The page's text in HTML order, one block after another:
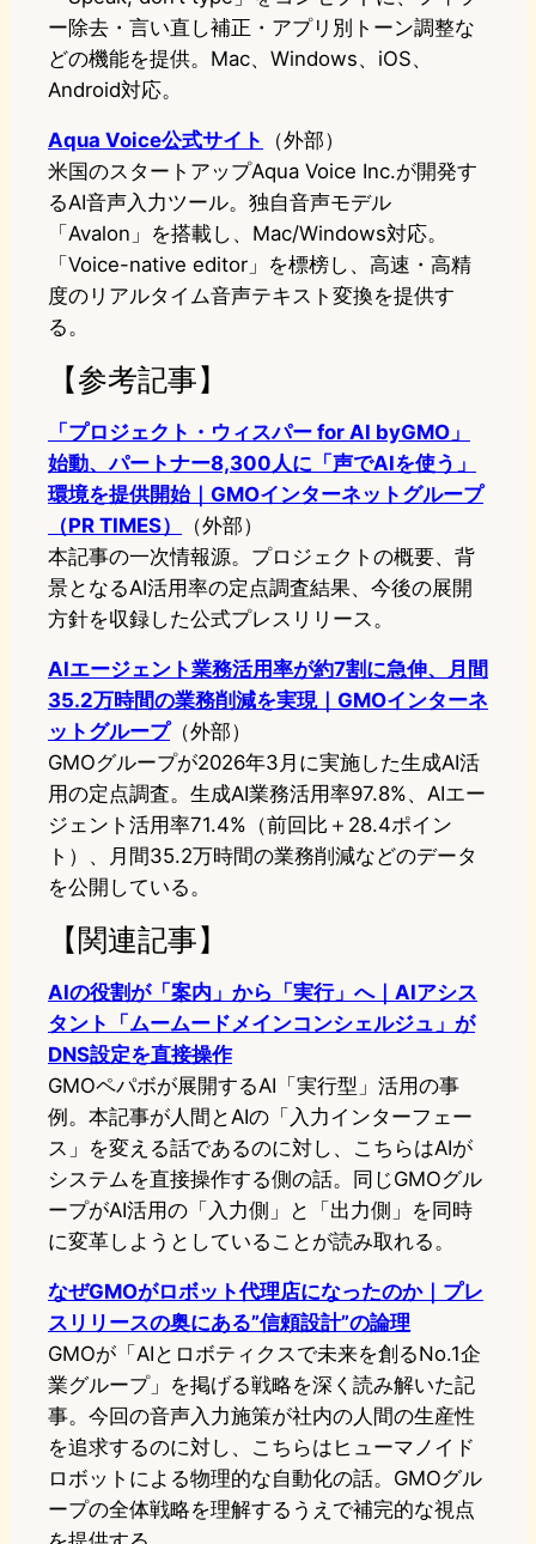
ー除去・言い直し補正・アプリ別トーン調整な
どの機能を提供。Mac、Windows、iOS、
Android対応。
Aqua Voice公式サイト
（外部）
米国のスタートアップAqua Voice Inc.が開発す
るAI音声入力ツール。独自音声モデル
「Avalon」を搭載し、Mac/Windows対応。
「Voice-native editor」を標榜し、高速・高精
度のリアルタイム音声テキスト変換を提供す
る。
【参考記事】
「プロジェクト・ウィスパー for AI byGMO」
始動、パートナー8,300人に「声でAIを使う」
環境を提供開始｜GMOインターネットグループ
（PR TIMES）
（外部）
本記事の一次情報源。プロジェクトの概要、背
景となるAI活用率の定点調査結果、今後の展開
方針を収録した公式プレスリリース。
AIエージェント業務活用率が約7割に急伸、月間
35.2万時間の業務削減を実現｜GMOインターネ
ットグループ（外部）
GMOグループが2026年3月に実施した生成AI活
用の定点調査。生成AI業務活用率97.8%、AIエー
ジェント活用率71.4%（前回比＋28.4ポイン
ト）、月間35.2万時間の業務削減などのデータ
を公開している。
【関連記事】
AIの役割が「案内」から「実行」へ｜AIアシス
タント「ムームードメインコンシェルジュ」が
DNS設定を直接操作
GMOペパボが展開するAI「実行型」活用の事
例。本記事が人間とAIの「入力インターフェー
ス」を変える話であるのに対し、こちらはAIが
システムを直接操作する側の話。同じGMOグル
ープがAI活用の「入力側」と「出力側」を同時
に変革しようとしていることが読み取れる。
なぜGMOがロボット代理店になったのか｜プレ
スリリースの奥にある”信頼設計”の論理
GMOが「AIとロボティクスで未来を創るNo.1企
業グループ」を掲げる戦略を深く読み解いた記
事。今回の音声入力施策が社内の人間の生産性
を追求するのに対し、こちらはヒューマノイド
ロボットによる物理的な自動化の話。GMOグル
ープの全体戦略を理解するうえで補完的な視点